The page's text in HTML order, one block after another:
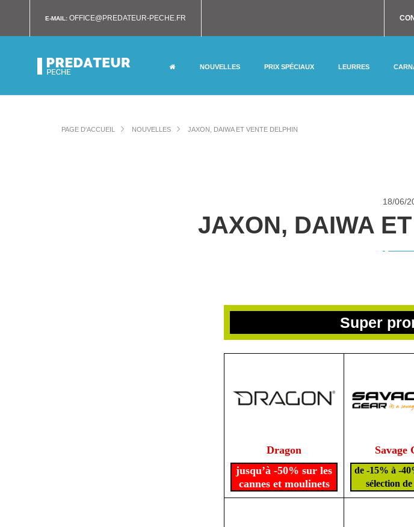
E-MAIL: OFFICE@PREDATEUR-PECHE.FR
NOUVELLES PRIX SPÉCIAUX LEURRES
PAGE D'ACCUEIL NOUVELLES JAXON, DAIWA ET VENTE DELPHIN
18/06/
JAXON, DAIWA
Super
Dragon
jusqu’à -50% sur les
cannes et moulinets
Savage
de -15% à -
sélection